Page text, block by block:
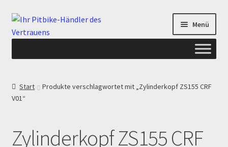
Zur
Navigation
Zum
Inhalt
Menü
ANGEBOTE AB-PITBIKE
Start
Produkte verschlagwortet mit „Zylinderkopf ZS155 CRF
V01“
Zylinderkopf ZS155 CRF